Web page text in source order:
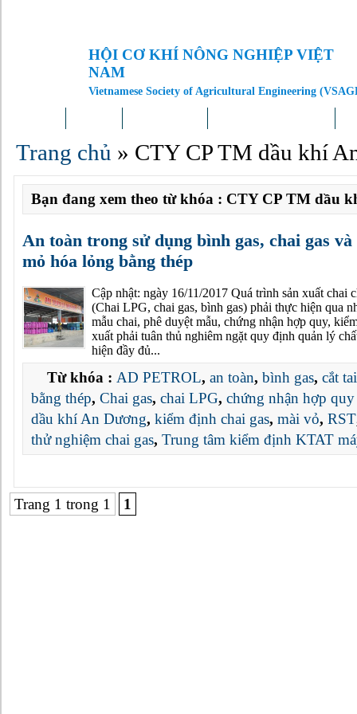
HỘI CƠ KHÍ NÔNG NGHIỆP VIỆT
NAM
Vietnamese Society of Agricultural Engineering
Trang chủ » CTY CP TM dầu khí
Bạn đang xem theo từ khóa : CTY CP TM dầu
An toàn trong sử dụng bình gas, chai gas
mỏ hóa lỏng bằng thép
Cập nhật: ngày 16/11/2017 Quá trình sản xuất chai
(Chai LPG, chai gas, bình gas) phải thực hiện qua
mẫu chai, phê duyệt mẫu, chứng nhận hợp quy,
xuất phải tuân thủ nghiêm ngặt quy định quản lý
hiện đầy đủ...
Từ khóa : AD PETROL, an toàn, bình gas, cắt tai
bằng thép, Chai gas, chai LPG, chứng nhận hợp quy
dầu khí An Dương, kiểm định chai gas, mài vỏ, RST
thử nghiệm chai gas, Trung tâm kiểm định KTAT
Trang 1 trong 1 1